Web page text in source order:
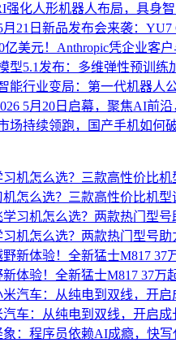
强化人形机器人布局，具身
月21日新品发布会来袭：
亿美元！Anthropic凭企业客
型5.1发布：多维弹性预训练
能行业变局：第一代机器人
5月20日启幕，聚焦AI前
场持续领跑，国产手机如何
怎么选？三款高性价比机型
习机怎么选？两款热门型号
体验！全新猛士M817 37万
车：从纯电到双线，开启成